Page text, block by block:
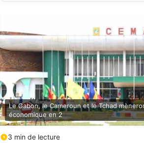
Le Gabon, le Cameroun et le Tchad
économique en 2
3 min de lecture